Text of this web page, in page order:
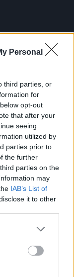
Personal
third parties, or
for
opt-out
that after your
seeing
utilized by
parties prior to
the further
parties on the
may
IAB’s List of
it to other
és mi jöhet
válása
szerkezet